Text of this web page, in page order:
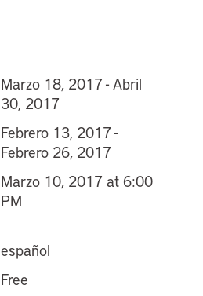
Marzo 18, 2017 - Abril
30, 2017
Febrero 13, 2017 -
Febrero 26, 2017
Marzo 10, 2017 at 6:00
PM
español
Free